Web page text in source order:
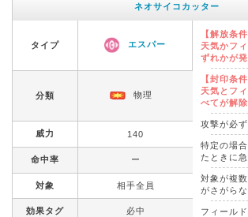
ネオサイコカッター
タイプ エスパー
【解放条件
天気かフ
ずれかが
【封印条件
天気とフ
べてが解
攻撃が必
特定の場
たときに
対象が複
がさがら
フィール
分類 物理
威力 140
命中率 ー
対象 相手全員
効果タグ 必中